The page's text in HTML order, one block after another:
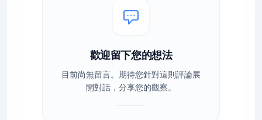
歡迎留下您的想法
目前尚無留言。期待您針對這則評論展
開對話，分享您的觀察。